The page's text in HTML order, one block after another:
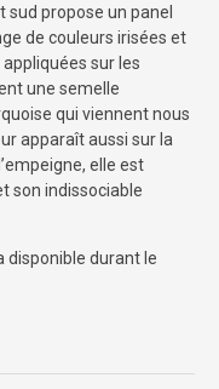
sud propose un panel
de couleurs irisées et
sur les
une semelle
qui viennent nous
apparaît aussi sur la
elle est
son indissociable
disponible durant le